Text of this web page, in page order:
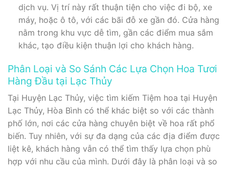
dịch vụ. Vị trí này rất thuận tiện cho việc đi bộ, xe
máy, hoặc ô tô, với các bãi đỗ xe gần đó. Cửa hàng
nằm trong khu vực dễ tìm, gần các điểm mua sắm
khác, tạo điều kiện thuận lợi cho khách hàng.
Phân Loại và So Sánh Các Lựa Chọn Hoa Tươi
Hàng Đầu tại Lạc Thủy
Tại Huyện Lạc Thủy, việc tìm kiếm Tiệm hoa tại Huyện
Lạc Thủy, Hòa Bình có thể khác biệt so với các thành
phố lớn, nơi các cửa hàng chuyên biệt về hoa rất phổ
biến. Tuy nhiên, với sự đa dạng của các địa điểm được
liệt kê, khách hàng vẫn có thể tìm thấy lựa chọn phù
hợp với nhu cầu của mình. Dưới đây là phân loại và so